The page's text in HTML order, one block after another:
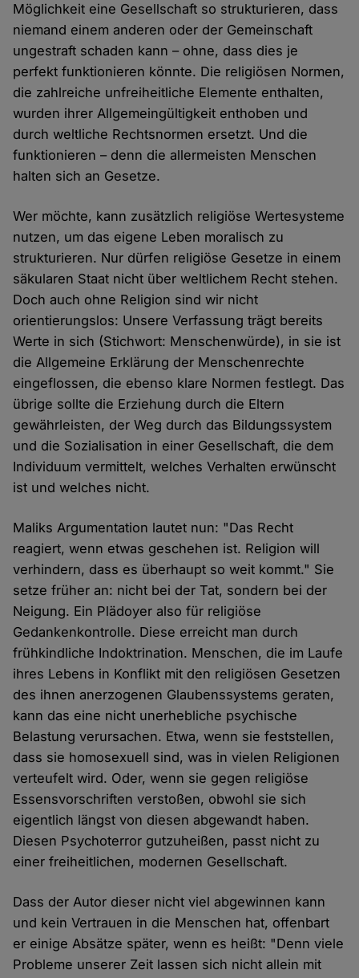
Möglichkeit eine Gesellschaft so strukturieren, dass
niemand einem anderen oder der Gemeinschaft
ungestraft schaden kann – ohne, dass dies je
perfekt funktionieren könnte. Die religiösen Normen,
die zahlreiche unfreiheitliche Elemente enthalten,
wurden ihrer Allgemeingültigkeit enthoben und
durch weltliche Rechtsnormen ersetzt. Und die
funktionieren – denn die allermeisten Menschen
halten sich an Gesetze.
Wer möchte, kann zusätzlich religiöse Wertesysteme
nutzen, um das eigene Leben moralisch zu
strukturieren. Nur dürfen religiöse Gesetze in einem
säkularen Staat nicht über weltlichem Recht stehen.
Doch auch ohne Religion sind wir nicht
orientierungslos: Unsere Verfassung trägt bereits
Werte in sich (Stichwort: Menschenwürde), in sie ist
die Allgemeine Erklärung der Menschenrechte
eingeflossen, die ebenso klare Normen festlegt. Das
übrige sollte die Erziehung durch die Eltern
gewährleisten, der Weg durch das Bildungssystem
und die Sozialisation in einer Gesellschaft, die dem
Individuum vermittelt, welches Verhalten erwünscht
ist und welches nicht.
Maliks Argumentation lautet nun: "Das Recht
reagiert, wenn etwas geschehen ist. Religion will
verhindern, dass es überhaupt so weit kommt." Sie
setze früher an: nicht bei der Tat, sondern bei der
Neigung. Ein Plädoyer also für religiöse
Gedankenkontrolle. Diese erreicht man durch
frühkindliche Indoktrination. Menschen, die im Laufe
ihres Lebens in Konflikt mit den religiösen Gesetzen
des ihnen anerzogenen Glaubenssystems geraten,
kann das eine nicht unerhebliche psychische
Belastung verursachen. Etwa, wenn sie feststellen,
dass sie homosexuell sind, was in vielen Religionen
verteufelt wird. Oder, wenn sie gegen religiöse
Essensvorschriften verstoßen, obwohl sie sich
eigentlich längst von diesen abgewandt haben.
Diesen Psychoterror gutzuheißen, passt nicht zu
einer freiheitlichen, modernen Gesellschaft.
Dass der Autor dieser nicht viel abgewinnen kann
und kein Vertrauen in die Menschen hat, offenbart
er einige Absätze später, wenn es heißt: "Denn viele
Probleme unserer Zeit lassen sich nicht allein mit